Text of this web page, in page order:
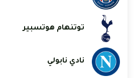
توتنهام هوتسبير
نادي نابولي